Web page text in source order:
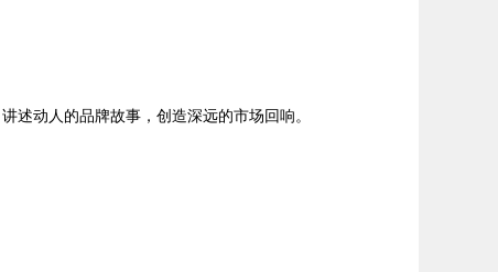
述动人的品牌故事，创造深远的市场回响。